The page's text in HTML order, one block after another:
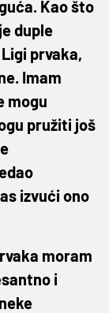
Kao što
duple
prvaka,
Imam
mogu
pružiti još
izvući ono
moram
i